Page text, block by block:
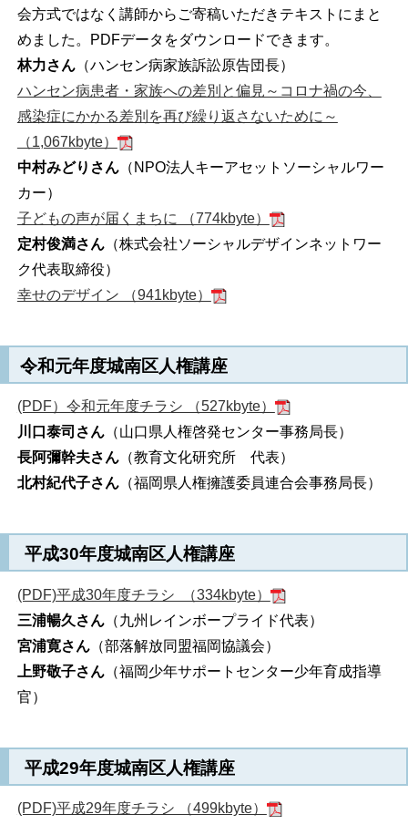
会方式ではなく講師からご寄稿いただきテキストにまと
めました。PDFデータをダウンロードできます。
林力さん（ハンセン病家族訴訟原告団長）
ハンセン病患者・家族への差別と偏見～コロナ禍の今、
感染症にかかる差別を再び繰り返さないために～
（1,067kbyte）
中村みどりさん（NPO法人キーアセットソーシャルワー
カー）
子どもの声が届くまちに （774kbyte）
定村俊満さん（株式会社ソーシャルデザインネットワー
ク代表取締役）
幸せのデザイン （941kbyte）
令和元年度城南区人権講座
(PDF）令和元年度チラシ （527kbyte）
川口泰司さん（山口県人権啓発センター事務局長）
長阿彌幹夫さん（教育文化研究所 代表）
北村紀代子さん（福岡県人権擁護委員連合会事務局長）
平成30年度城南区人権講座
(PDF)平成30年度チラシ （334kbyte）
三浦暢久さん（九州レインボープライド代表）
宮浦寛さん（部落解放同盟福岡協議会）
上野敬子さん（福岡少年サポートセンター少年育成指導
官）
平成29年度城南区人権講座
(PDF)平成29年度チラシ （499kbyte）